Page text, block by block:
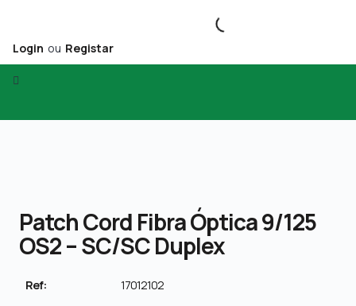
Login ou Registar
Patch Cord Fibra Óptica 9/125
OS2 – SC/SC Duplex
Ref: 17012102